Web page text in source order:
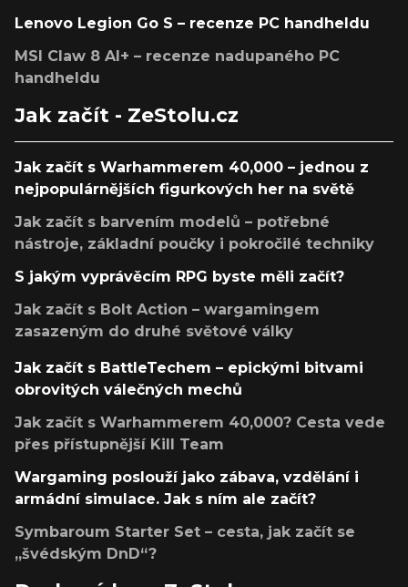
Lenovo Legion Go S – recenze PC handheldu
MSI Claw 8 AI+ – recenze nadupaného PC
handheldu
Jak začít - ZeStolu.cz
Jak začít s Warhammerem 40,000 – jednou z
nejpopulárnějších figurkových her na světě
Jak začít s barvením modelů – potřebné
nástroje, základní poučky i pokročilé techniky
S jakým vyprávěcím RPG byste měli začít?
Jak začít s Bolt Action – wargamingem
zasazeným do druhé světové války
Jak začít s BattleTechem – epickými bitvami
obrovitých válečných mechů
Jak začít s Warhammerem 40,000? Cesta vede
přes přístupnější Kill Team
Wargaming poslouží jako zábava, vzdělání i
armádní simulace. Jak s ním ale začít?
Symbaroum Starter Set – cesta, jak začít se
„švédským DnD“?